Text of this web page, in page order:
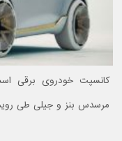
مرسدس‌ بنز و جیلی طی